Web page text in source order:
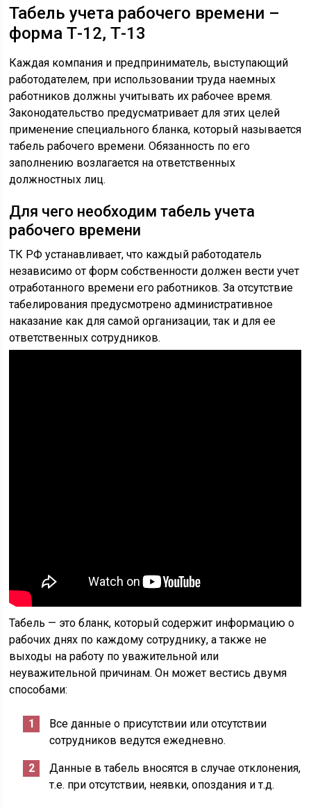
Табель учета рабочего времени –
форма Т-12, Т-13
Каждая компания и предприниматель, выступающий
работодателем, при использовании труда наемных
работников должны учитывать их рабочее время.
Законодательство предусматривает для этих целей
применение специального бланка, который называется
табель рабочего времени. Обязанность по его
заполнению возлагается на ответственных
должностных лиц.
Для чего необходим табель учета
рабочего времени
ТК РФ устанавливает, что каждый работодатель
независимо от форм собственности должен вести учет
отработанного времени его работников. За отсутствие
табелирования предусмотрено административное
наказание как для самой организации, так и для ее
ответственных сотрудников.
Табель — это бланк, который содержит информацию о
рабочих днях по каждому сотруднику, а также не
выходы на работу по уважительной или
неуважительной причинам. Он может вестись двумя
способами:
Все данные о присутствии или отсутствии
сотрудников ведутся ежедневно.
Данные в табель вносятся в случае отклонения,
т.е. при отсутствии, неявки, опоздания и т.д.